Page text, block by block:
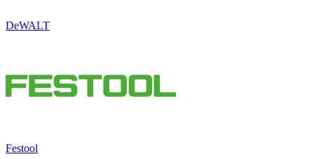
DeWALT
Festool